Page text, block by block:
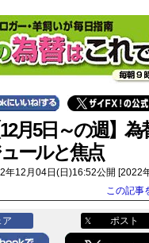
12月5日～の週】
ールと焦点
年12月04日(日)16:52公開 [2022
この記事
ア ポスト